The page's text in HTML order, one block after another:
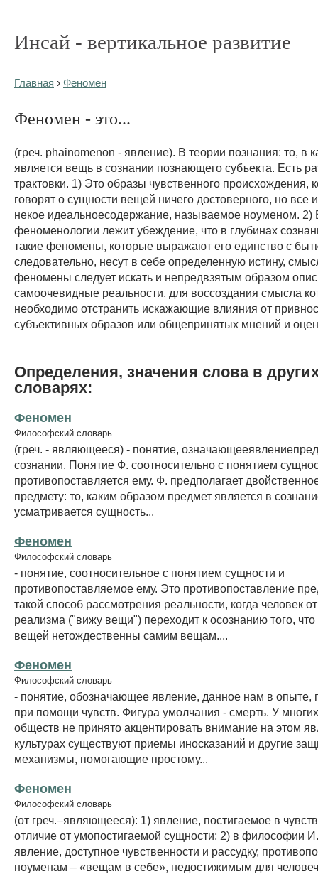
Инсай - вертикальное развитие
Главная › Феномен
Феномен - это...
(греч. phainomenon - явление). В теории познания: то, в
является вещь в сознании познающего субъекта. Есть
трактовки. 1) Это образы чувственного происхождения,
говорят о сущности вещей ничего достоверного, но все
некое идеальноесодержание, называемое ноуменом. 2)
феноменологии лежит убеждение, что в глубинах
такие феномены, которые выражают его единство с
следовательно, несут в себе определенную истину,
феномены следует искать и непредвзятым образом
самоочевидные реальности, для воссоздания смысла
необходимо отстранить искажающие влияния от
субъективных образов или общепринятых мнений и
Определения, значения слова в
словарях:
Феномен
Философский словарь
(греч. - являющееся) - понятие,
сознании. Понятие Ф. соотносительно с понятием
противопоставляется ему. Ф. предполагает
предмету: то, каким образом предмет является в
усматривается сущность...
Феномен
Философский словарь
- понятие, соотносительное с понятием сущности и
противопоставляемое ему. Это противопоставление
такой способ рассмотрения реальности, когда человек
реализма ("вижу вещи") переходит к осознанию того,
вещей нетождественны самим вещам....
Феномен
Философский словарь
- понятие, обозначающее явление, данное нам в опыте,
при помощи чувств. Фигура умолчания - смерть. У
обществ не принято акцентировать внимание на этом
культурах существуют приемы иносказаний и другие
механизмы, помогающие простому...
Феномен
Философский словарь
(от греч.–являющееся): 1) явление, постигаемое в
отличие от умопостигаемой сущности; 2) в философии
явление, доступное чувственности и рассудку,
ноуменам – «вещам в себе», недостижимым для